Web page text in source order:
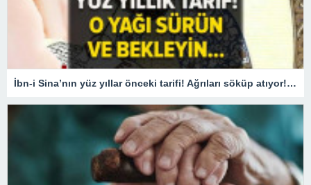
İbn-i Sina’nın yüz yıllar önceki tarifi! Ağrıları söküp atıyor! O yağı sürün ve bekleyin